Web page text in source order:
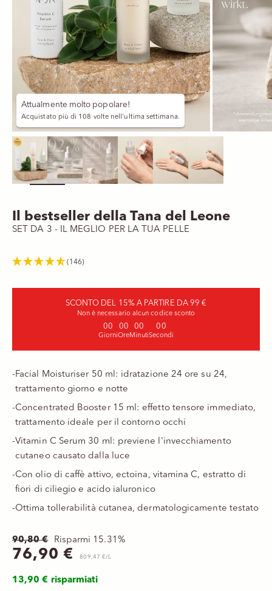
Attualmente molto popolare!
Acquistato più di 108 volte nell'ultima settimana.
Ingrandisci immagine
Il bestseller della Tana del Leone
SET DA 3 - IL MEGLIO PER LA TUA PELLE
(146)
SCONTO DEL 15% A PARTIRE DA 99 €
Non è necessario alcun codice sconto
00
Giorni
00
Ore
00
Minuti
00
Secondi
- Facial Moisturiser 50 ml: idratazione 24 ore su 24,
trattamento giorno e notte
-Concentrated Booster 15 ml: effetto tensore immediato,
trattamento ideale per il contorno occhi
-Vitamin C Serum 30 ml: previene l'invecchiamento
cutaneo causato dalla luce
-Con olio di caffè attivo, ectoina, vitamina C, estratto di
fiori di ciliegio e acido ialuronico
-Ottima tollerabilità cutanea, dermatologicamente testato
Prezzo
90,80 € Risparmi 15.31%
Prezzo scontato
76,90 € 809,47 €/L
13,90 € risparmiati